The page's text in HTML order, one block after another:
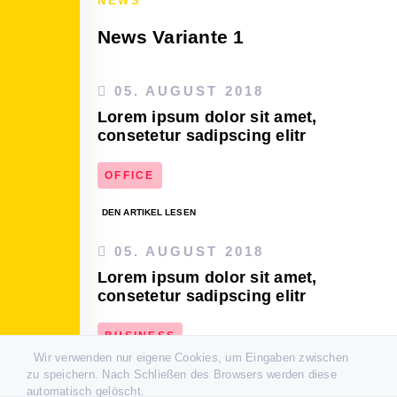
Wir verwenden nur eigene Cookies, um Eingaben zwischen
zu speichern. Nach Schließen des Browsers werden diese
automatisch gelöscht.
News Variante 1
05. AUGUST 2018
Lorem ipsum dolor sit amet,
consetetur sadipscing elitr
OFFICE
DEN ARTIKEL LESEN
05. AUGUST 2018
Lorem ipsum dolor sit amet,
consetetur sadipscing elitr
BUSINESS
DEN ARTIKEL LESEN